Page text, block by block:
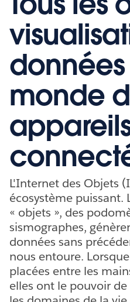
monde
L'Internet des Objets
écosystème puissant.
« objets », des
sismographes,
données sans
nous entoure.
placées entre les
elles ont le pouvoir